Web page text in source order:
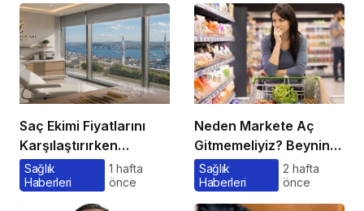
Saç Ekimi Fiyatlarını
Karşılaştırırken
Gözden Kaçan
Maliyetler
Sağlık
Haberleri
1 hafta
önce
Neden Markete Aç
Gitmemeliyiz? Beynin
Satın Alma Psikolojisi
Sağlık
Haberleri
2 hafta
önce